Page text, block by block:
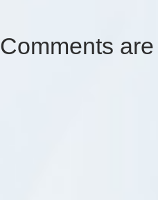
Comments